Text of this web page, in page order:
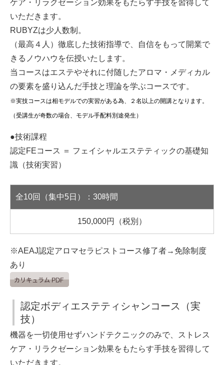
ケア・リラクゼーション効果をもたらす手技を習得して
いただきます。
RUBYZは少人数制。
（最高４人）徹底した技術指導で、自信をもって開業で
きるノウハウを伝授いたします。
当コースはエステやそれに付随したアロマ・メディカル
の要素を盛り込んだ手技と理論を学ぶコースです。
※実技コースは相モデルでの実習がある為、２名以上の開講となります。
（受講生が奇数の場合、モデル手配料別途発生）
●技術課程
認定FEコース ＝ フェイシャルエステティックの基礎知
識（技術実習）
全10回（集中5日）：30時間
150,000円（税別）
※AEAJ認定アロマセラピストコース修了者→免除制度
あり
認定ボディエステティシャンコース（実
技）
機器を一切使用せずハンドテクニックのみで、ストレス
ケア・リラクゼーション効果をもたらす手技を習得して
いただきます。